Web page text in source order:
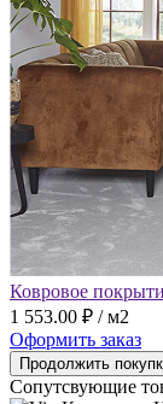
Ковровое
1 553.00 ₽ / м2
Оформить заказ
Продолжить
Сопутсвующие